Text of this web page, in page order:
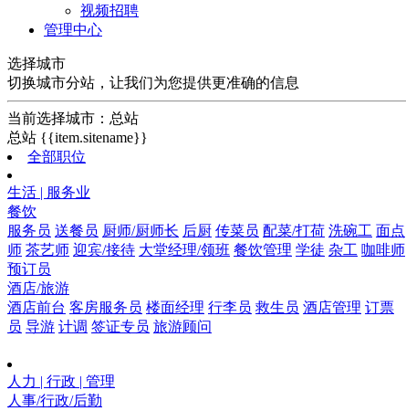
视频招聘
管理中心
选择城市
切换城市分站，让我们为您提供更准确的信息
当前选择城市： 总站
总站 {{item.sitename}}
全部职位
生活 | 服务业
餐饮
服务员 送餐员 厨师/厨师长 后厨 传菜员 配菜/打荷 洗碗工 面点
师 茶艺师 迎宾/接待 大堂经理/领班 餐饮管理 学徒 杂工 咖啡师
预订员
酒店/旅游
酒店前台 客房服务员 楼面经理 行李员 救生员 酒店管理 订票
员 导游 计调 签证专员 旅游顾问
人力 | 行政 | 管理
人事/行政/后勤